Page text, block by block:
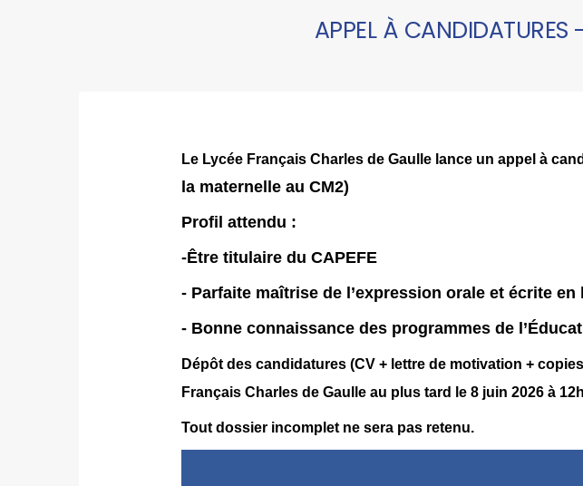
APPEL À CANDIDATURES
Le Lycée Français Charles de Gaulle lance un appel à
la maternelle au CM2)
Profil attendu :
-Être titulaire du CAPEFE
- Parfaite maîtrise de l’expression orale et écrite en
- Bonne connaissance des programmes de
Dépôt des candidatures (CV + lettre de motivation +
Français Charles de Gaulle au plus tard le 8 juin 2026 à
Tout dossier incomplet ne sera pas retenu.